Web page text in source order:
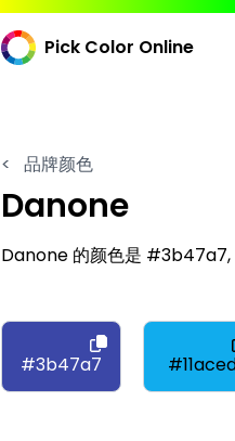
Pick Color Online
< 品牌颜色
Danone
Danone 的颜色是 #3b47a7,
#3b47a7